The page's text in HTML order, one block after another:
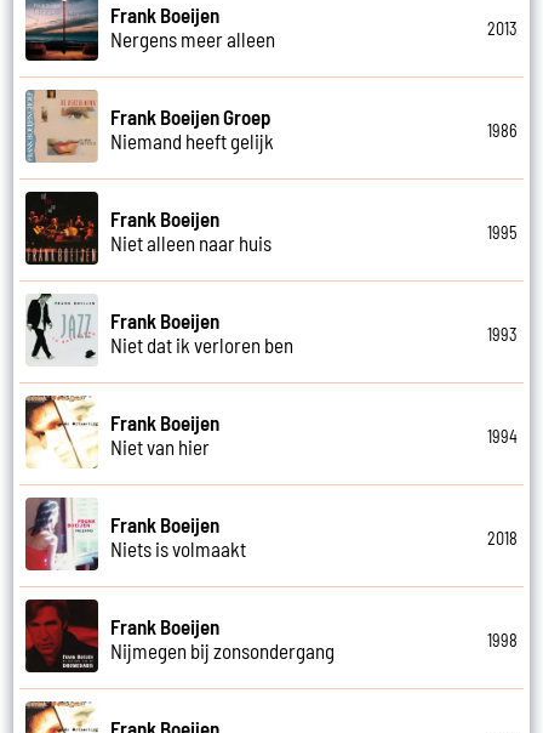
Frank Boeijen
Nergens meer alleen
2013
Frank Boeijen Groep
Niemand heeft gelijk
1986
Frank Boeijen
Niet alleen naar huis
1995
Frank Boeijen
Niet dat ik verloren ben
1993
Frank Boeijen
Niet van hier
1994
Frank Boeijen
Niets is volmaakt
2018
Frank Boeijen
Nijmegen bij zonsondergang
1998
Frank Boeijen